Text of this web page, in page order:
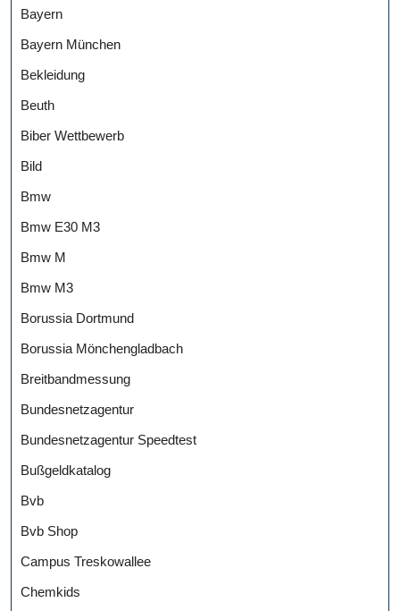
Bayern
Bayern München
Bekleidung
Beuth
Biber Wettbewerb
Bild
Bmw
Bmw E30 M3
Bmw M
Bmw M3
Borussia Dortmund
Borussia Mönchengladbach
Breitbandmessung
Bundesnetzagentur
Bundesnetzagentur Speedtest
Bußgeldkatalog
Bvb
Bvb Shop
Campus Treskowallee
Chemkids